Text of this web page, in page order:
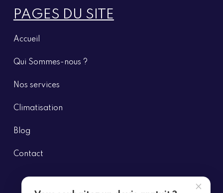
PAGES DU SITE
Accueil
Qui Sommes-nous ?
Nos services
Climatisation
Blog
Contact
×